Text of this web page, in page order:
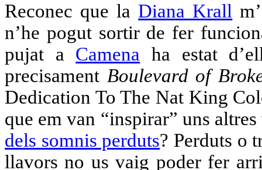
Reconec que la Diana Krall
n’he pogut sortir de fer
pujat a Camena ha estat
precisament Boulevard of
Dedication To The Nat King
que em van “inspirar” uns
dels somnis perduts? Perduts o
llavors no us vaig poder fer